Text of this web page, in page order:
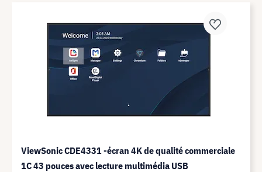
ViewSonic CDE4331 -écran 4K de qualité commerciale
1C 43 pouces avec lecture multimédia USB